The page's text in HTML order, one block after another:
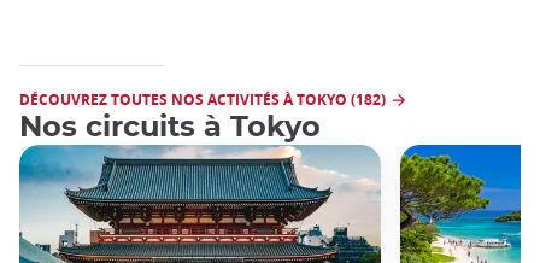
DÉCOUVREZ TOUTES NOS ACTIVITÉS À TOKYO (182)
Nos circuits à Tokyo